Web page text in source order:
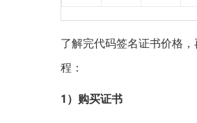
了解完代码签名证书价格
程：
1）购买证书